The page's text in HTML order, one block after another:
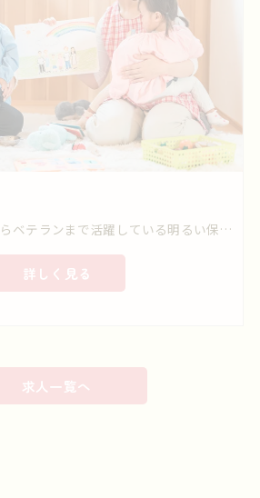
保育業務全般 若手からベテランまで活躍している明るい保育施設です。 乳児から5歳児まで元気いっぱい楽しく過ごしています。
詳しく見る
求人一覧へ